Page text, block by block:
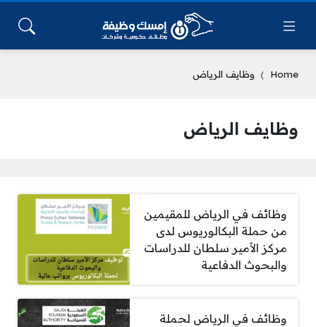
Home وظايف الرياض
وظايف الرياض
وظائف في الرياض للمقيمين
من حملة البكالوريوس لدى
مركز الأمير سلطان للدراسات
والبحوث الدفاعية
وظائف في الرياض لحملة